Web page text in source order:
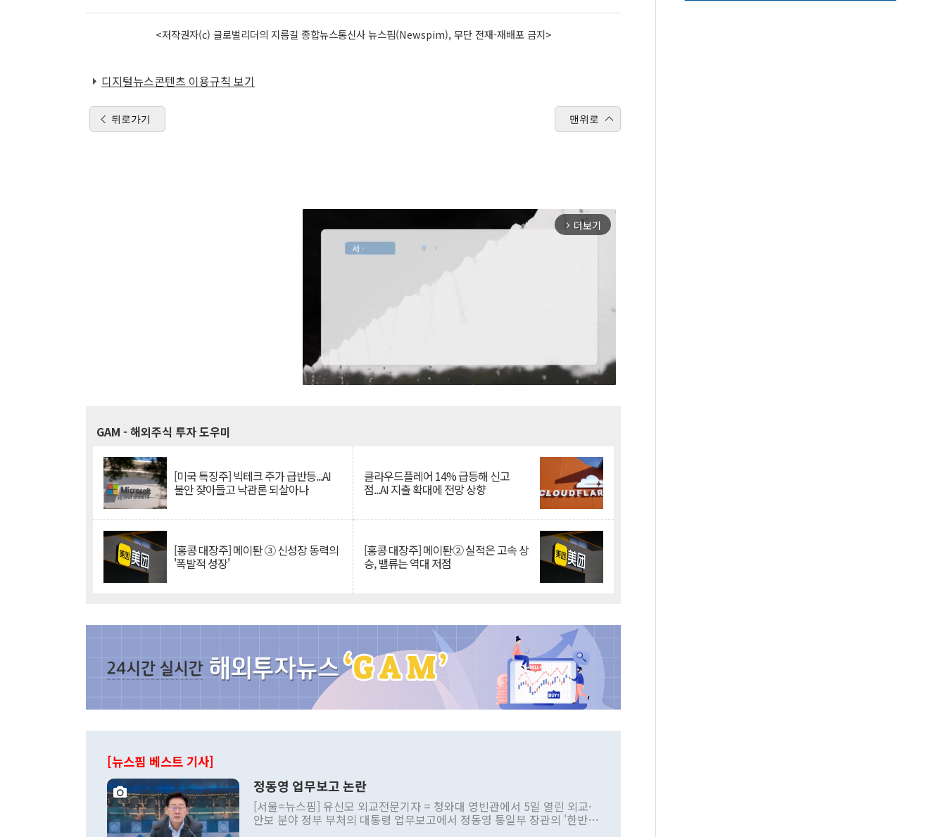
<저작권자(c) 글로벌리더의 지름길 종합뉴스통신사 뉴스핌(Newspim), 무단 전재-재배포 금지>
디지털뉴스콘텐츠 이용규칙 보기
뒤로가기 맨위로
arrow_forward_ios 더보기
GAM - 해외주식 투자 도우미
[미국 특징주] 빅테크 주가 급반등...AI
불안 잦아들고 낙관론 되살아나
클라우드플레어 14% 급등해 신고
점...AI 지출 확대에 전망 상향
[홍콩 대장주] 메이퇀 ③ 신성장 동력의
'폭발적 성장'
[홍콩 대장주] 메이퇀② 실적은 고속 상
승, 밸류는 역대 저점
[뉴스핌 베스트 기사]
정동영 업무보고 논란
[서울=뉴스핌] 유신모 외교전문기자 = 청와대 영빈관에서 5일 열린 외교·
안보 분야 정부 부처의 대통령 업무보고에서 정동영 통일부 장관의 '한반도